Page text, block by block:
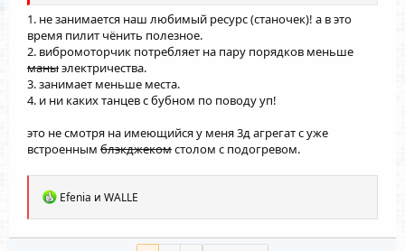
1. не занимается наш любимый ресурс (станочек)! а в это
время пилит чёнить полезное.
2. вибромоторчик потребляет на пару порядков меньше
маныэлектричества.
3. занимает меньше места.
4. и ни каких танцев с бубном по поводу уп!
это не смотря на имеющийся у меня 3д агрегат с уже
встроенным блэкджекомстолом с подогревом.
Р
а
к
Efenia и WALLE